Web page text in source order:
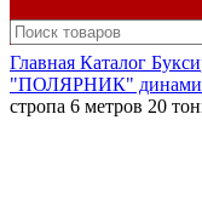
Главная Каталог
"ПОЛЯРНИК"
стропа 6 метров 20